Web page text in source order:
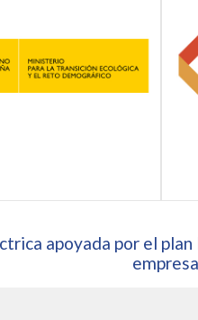
apoyada por el